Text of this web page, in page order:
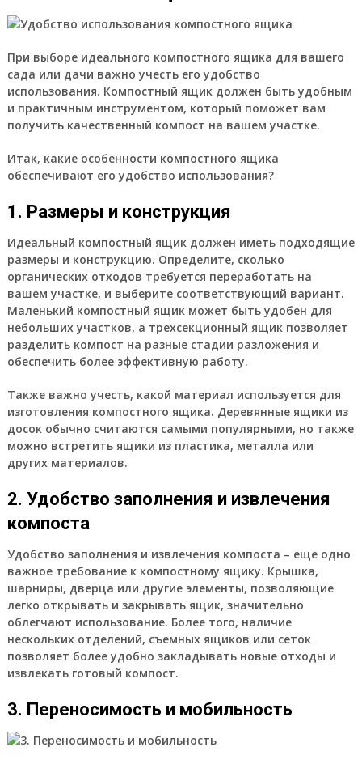
При выборе идеального компостного ящика для вашего
сада или дачи важно учесть его удобство
использования. Компостный ящик должен быть удобным
и практичным инструментом, который поможет вам
получить качественный компост на вашем участке.
Итак, какие особенности компостного ящика
обеспечивают его удобство использования?
1. Размеры и конструкция
Идеальный компостный ящик должен иметь подходящие
размеры и конструкцию. Определите, сколько
органических отходов требуется переработать на
вашем участке, и выберите соответствующий вариант.
Маленький компостный ящик может быть удобен для
небольших участков, а трехсекционный ящик позволяет
разделить компост на разные стадии разложения и
обеспечить более эффективную работу.
Также важно учесть, какой материал используется для
изготовления компостного ящика. Деревянные ящики из
досок обычно считаются самыми популярными, но также
можно встретить ящики из пластика, металла или
других материалов.
2. Удобство заполнения и извлечения
компоста
Удобство заполнения и извлечения компоста – еще одно
важное требование к компостному ящику. Крышка,
шарниры, дверца или другие элементы, позволяющие
легко открывать и закрывать ящик, значительно
облегчают использование. Более того, наличие
нескольких отделений, съемных ящиков или сеток
позволяет более удобно закладывать новые отходы и
извлекать готовый компост.
3. Переносимость и мобильность